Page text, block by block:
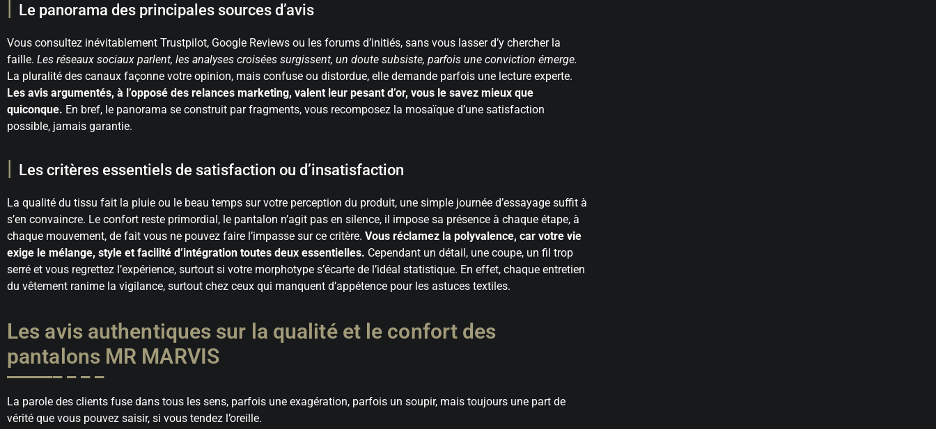
Le panorama des principales sources d’avis
Vous consultez inévitablement Trustpilot, Google Reviews ou les forums d’initiés, sans vous lasser d’y chercher la
faille. Les réseaux sociaux parlent, les analyses croisées surgissent, un doute subsiste, parfois une conviction émerge.
La pluralité des canaux façonne votre opinion, mais confuse ou distordue, elle demande parfois une lecture experte.
Les avis argumentés, à l’opposé des relances marketing, valent leur pesant d’or, vous le savez mieux que
quiconque. En bref, le panorama se construit par fragments, vous recomposez la mosaïque d’une satisfaction
possible, jamais garantie.
Les critères essentiels de satisfaction ou d’insatisfaction
La qualité du tissu fait la pluie ou le beau temps sur votre perception du produit, une simple journée d’essayage suffit à
s’en convaincre. Le confort reste primordial, le pantalon n’agit pas en silence, il impose sa présence à chaque étape, à
chaque mouvement, de fait vous ne pouvez faire l’impasse sur ce critère. Vous réclamez la polyvalence, car votre vie
exige le mélange, style et facilité d’intégration toutes deux essentielles. Cependant un détail, une coupe, un fil trop
serré et vous regrettez l’expérience, surtout si votre morphotype s’écarte de l’idéal statistique. En effet, chaque entretien
du vêtement ranime la vigilance, surtout chez ceux qui manquent d’appétence pour les astuces textiles.
Les avis authentiques sur la qualité et le confort des
pantalons MR MARVIS
La parole des clients fuse dans tous les sens, parfois une exagération, parfois un soupir, mais toujours une part de
vérité que vous pouvez saisir, si vous tendez l’oreille.